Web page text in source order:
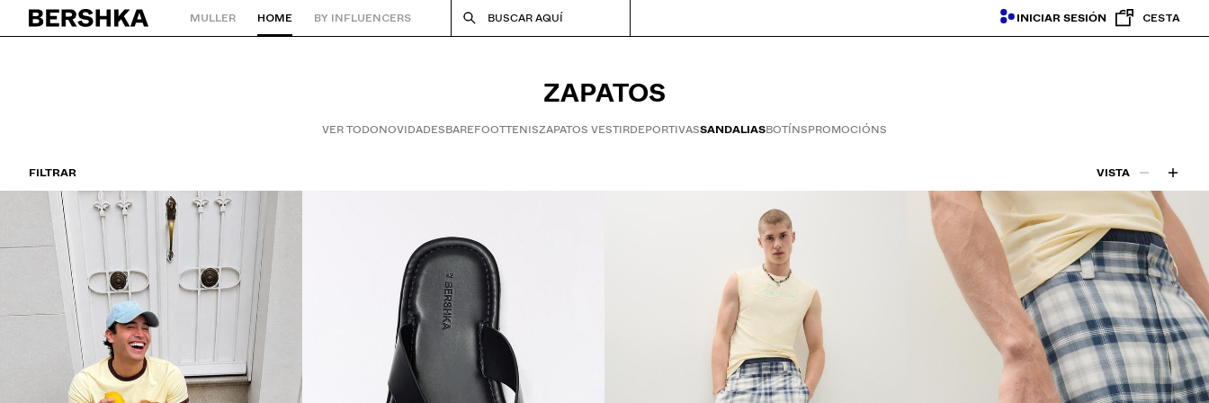
Volver ao inicio MULLER HOME BY INFLUENCERS BUSCAR AQUÍ INICIAR SESIÓN CESTA
ZAPATOS
VER TODONOVIDADESBAREFOOTTENISZAPATOS VESTIRDEPORTIVASSANDALIASBOTÍNSPROMOCIÓNS
FILTRAR VISTA